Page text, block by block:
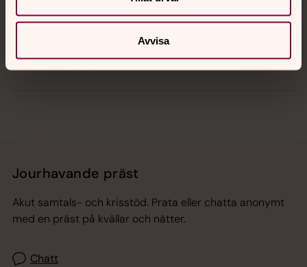
Avvisa
Hitta snabbt
Sociala kanaler
Jourhavande präst
Akut samtals- och krisstöd. Prata eller chatta anonymt
med en präst på kvällar och nätter.
Chatt